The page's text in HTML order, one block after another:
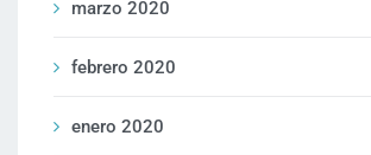
marzo 2020
febrero 2020
enero 2020